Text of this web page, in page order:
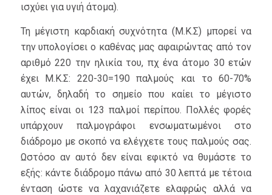
ισχύει για υγιή άτομα).
Τη μέγιστη καρδιακή συχνότητα (Μ.Κ.Σ) μπορεί να
την υπολογίσει ο καθένας μας αφαιρώντας από τον
αριθμό 220 την ηλικία του, πχ ένα άτομο 30 ετών
έχει Μ.Κ.Σ: 220-30=190 παλμούς και το 60-70%
αυτών, δηλαδή το σημείο που καίει το μέγιστο
λίπος είναι οι 123 παλμοί περίπου. Πολλές φορές
υπάρχουν παλμογράφοι ενσωματωμένοι στο
διάδρομο με σκοπό να ελέγχετε τους παλμούς σας.
Ωστόσο αν αυτό δεν είναι εφικτό να θυμάστε το
εξής: κάντε διάδρομο πάνω από 30 λεπτά με τέτοια
ένταση ώστε να λαχανιάζετε ελαφρώς αλλά να